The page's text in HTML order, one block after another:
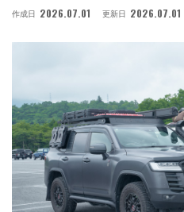
作成日 2026.07.01 更新日 2026.07.01